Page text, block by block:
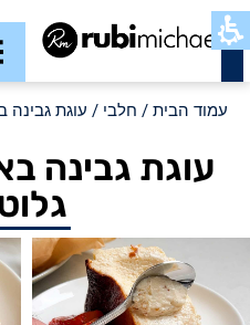
כשר
עמוד הבית / חלבי / עוגת גבינה
עוגת גבינה